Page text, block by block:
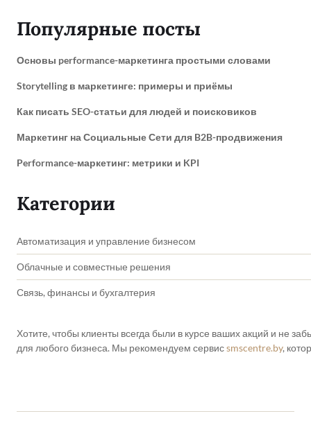
Популярные посты
Основы performance-маркетинга простыми словами
Storytelling в маркетинге: примеры и приёмы
Как писать SEO-статьи для людей и поисковиков
Маркетинг на Социальные Сети для B2B-продвижения
Performance-маркетинг: метрики и KPI
Категории
Автоматизация и управление бизнесом
Облачные и совместные решения
Связь, финансы и бухгалтерия
Хотите, чтобы клиенты всегда были в курсе ваших акций и не
для любого бизнеса. Мы рекомендуем сервисsmscentre.by,